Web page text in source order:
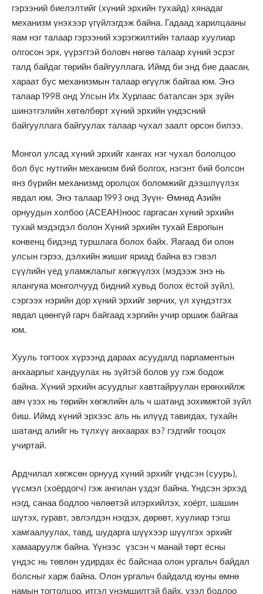
гэрээний биелэлтийг (хүний эрхийн тухайд) хянадаг
механизм үнэхээр үгүйлэгдэж байна. Гадаад харилцааны
яам нэг талаар гэрээний хэрэгжилтийн талаар хуулиар
олгосон эрх, үүрэгтэй боловч нөгөө талаар хүний эсрэг
талд байдаг төрийн байгууллага. Иймд би энд бие даасан,
хараат бус механизмын талаар өгүүлж байгаа юм. Энэ
талаар 1998 онд Улсын Их Хурлаас баталсан эрх зүйн
шинэтгэлийн хөтөлбөрт хүний эрхийн үндэсний
байгууллага байгуулах талаар чухал заалт орсон билээ.
Монгол улсад хүний эрхийг хангах нэг чухал бололцоо
бол бүс нутгийн механизм бий болгох, нэгэнт бий болсон
янз бүрийн механизмд оролцох боломжийг дээшлүүлэх
явдал юм. Энэ талаар 1993 онд Зүүн- Өмнөд Азийн
орнуудын холбоо (АСЕАН)ноос гаргасан хүний эрхийн
тухай мэдэгдэл болон Хүний эрхийн тухай Европын
конвенц бидэнд туршлага болох байх. Яагаад би олон
улсын гэрээ, дэлхийн жишиг яриад байна вэ гэвэл
сүүлийн үед уламжлалыг хөгжүүлэх (мэдээж энэ нь
ялангуяа монголчууд бидний хувьд болох ёстой зүйл),
сэргээх нэрийн дор хүний эрхийг зөрчих, үл хүндэтгэх
явдал цөөнгүй гарч байгаад хэргийн учир оршиж байгаа
юм.
Хууль тогтоох хүрээнд дараах асуудалд парламентын
анхаарлыг хандуулах нь зүйтэй болов уу гэж бодож
байна. Хүний эрхийн асуудлыг хавтгайруулан ерөнхийлж
авч үзэх нь төрийн хөгжлийн аль ч шатанд зохимжтой зүйл
биш. Иймд хүний эрхээс аль нь илүүд тавигдах, тухайн
шатанд алийг нь түлхүү анхаарах вэ? гэдгийг тооцох
учиртай.
Ардчилал хөгжсөн орнууд хүний эрхийг үндсэн (суурь),
үүсмэл (хоёрдогч) гэж ангилан үздэг байна. Үндсэн эрхэд
нэгд, санаа бодлоо чөлөөтэй илэрхийлэх, хоёрт, шашин
шүтэх, гуравт, эвлэлдэн нэгдэх, дөрөвт, хуулиар тэгш
хамгаалуулах, тавд, шударга шүүхээр шүүлгэх эрхийг
хамааруулж байна. Үүнээс үзсэн ч манай төрт ёсны
үндэс нь төвлөн удирдах ёс байснаа олон ургальч байдал
болсныг харж байна. Олон ургальч байдалд юуны өмнө
намын тогтолцоо, итгэл үнэмшилтэй байх, үзэл бодлоо